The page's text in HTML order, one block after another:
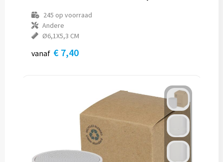
245 op voorraad
Andere
Ø6,1X5,3 CM
vanaf € 7,40